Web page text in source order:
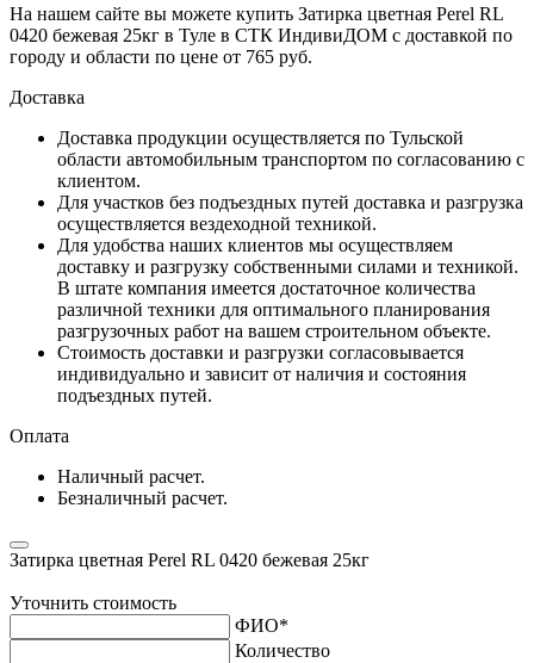
На нашем сайте вы можете купить Затирка цветная Perel RL
0420 бежевая 25кг в Туле в СТК ИндивиДОМ с доставкой по
городу и области по цене от 765 руб.
Доставка
Доставка продукции осуществляется по Тульской
области автомобильным транспортом по согласованию с
клиентом.
Для участков без подъездных путей доставка и разгрузка
осуществляется вездеходной техникой.
Для удобства наших клиентов мы осуществляем
доставку и разгрузку собственными силами и техникой.
В штате компания имеется достаточное количества
различной техники для оптимального планирования
разгрузочных работ на вашем строительном объекте.
Стоимость доставки и разгрузки согласовывается
индивидуально и зависит от наличия и состояния
подъездных путей.
Оплата
Наличный расчет.
Безналичный расчет.
Затирка цветная Perel RL 0420 бежевая 25кг
Уточнить стоимость
ФИО*
Количество